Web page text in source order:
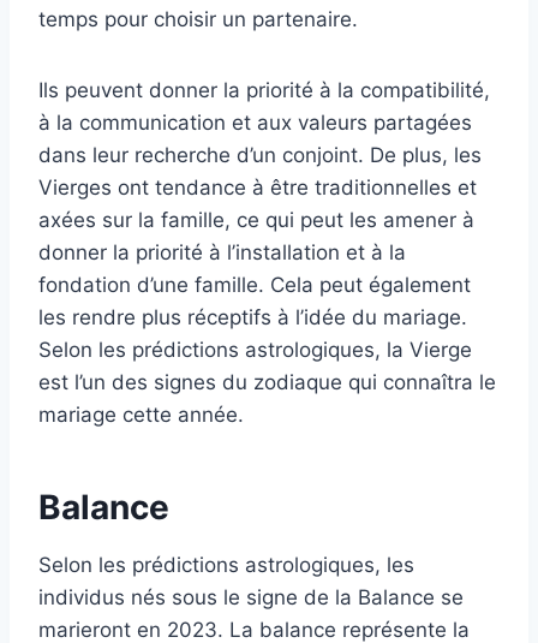
temps pour choisir un partenaire.
Ils peuvent donner la priorité à la compatibilité,
à la communication et aux valeurs partagées
dans leur recherche d’un conjoint. De plus, les
Vierges ont tendance à être traditionnelles et
axées sur la famille, ce qui peut les amener à
donner la priorité à l’installation et à la
fondation d’une famille. Cela peut également
les rendre plus réceptifs à l’idée du mariage.
Selon les prédictions astrologiques, la Vierge
est l’un des signes du zodiaque qui connaîtra le
mariage cette année.
Balance
Selon les prédictions astrologiques, les
individus nés sous le signe de la Balance se
marieront en 2023. La balance représente la